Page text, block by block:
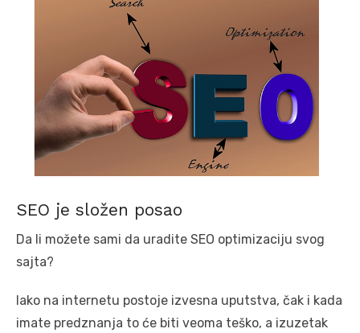
SEO je složen posao
Da li možete sami da uradite SEO optimizaciju svog
sajta?
Iako na internetu postoje izvesna uputstva, čak i kada
imate predznanja to će biti veoma teško, a izuzetak